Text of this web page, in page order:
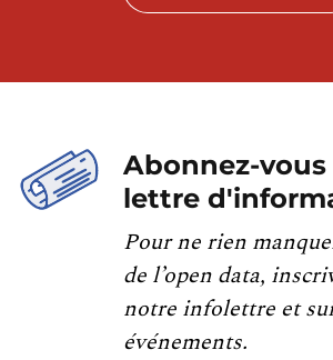
Abonnez-
lettre
Pour ne rien
de l’open data,
notre infolettre et
événements.